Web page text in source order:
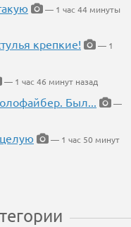
— 1 час 44 минуты
крепкие!
— 1
— 1 час 46 минут назад
Был...
—
— 1 час 50 минут